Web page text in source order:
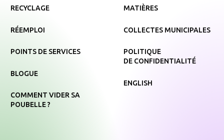
RECYCLAGE
RÉEMPLOI
POINTS DE SERVICES
BLOGUE
COMMENT VIDER SA
POUBELLE ?
MATIÈRES
COLLECTES MUNICIPALES
POLITIQUE
DE CONFIDENTIALITÉ
ENGLISH